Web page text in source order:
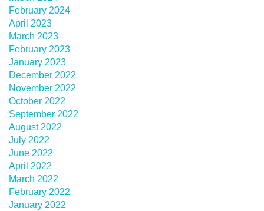
February 2024
April 2023
March 2023
February 2023
January 2023
December 2022
November 2022
October 2022
September 2022
August 2022
July 2022
June 2022
April 2022
March 2022
February 2022
January 2022